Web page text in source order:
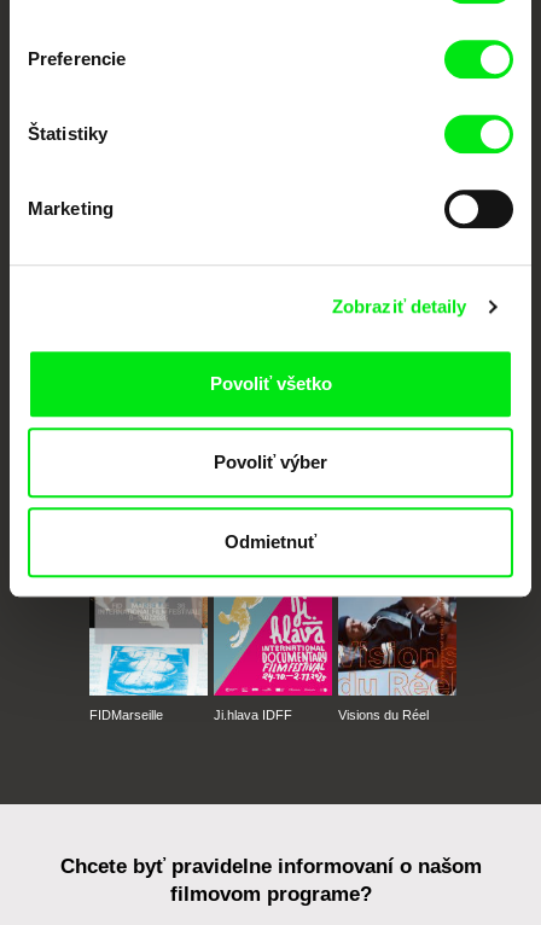
Preferencie
Štatistiky
Marketing
Zobraziť detaily
Povoliť všetko
Povoliť výber
Odmietnuť
Portál DAFilms vznikol vďaka tvorivej spolupráci siedmich významných
európskych festivalov dokumentárneho filmu združených pod Doc Alliance.
Against Gravity
FIDMarseille Ji.hlava IDFF Visions du Réel
Chcete byť pravidelne informovaní o našom
filmovom programe?